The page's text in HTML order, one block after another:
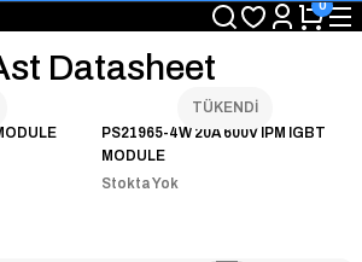
Verilen Siparişlerde Aynı Gün Kargo Avantajı!
Çeşitliliği ile Stoktan Hemen Teslim."
Perakende Satış Avantajını Kaçırmayın!"
Stok Önceliği ve Proje Fiyatları."
0
Datasheet
TÜKENDİ
PS21965-4W 20A 600V IPM IGBT
MODULE
Stokta Yok